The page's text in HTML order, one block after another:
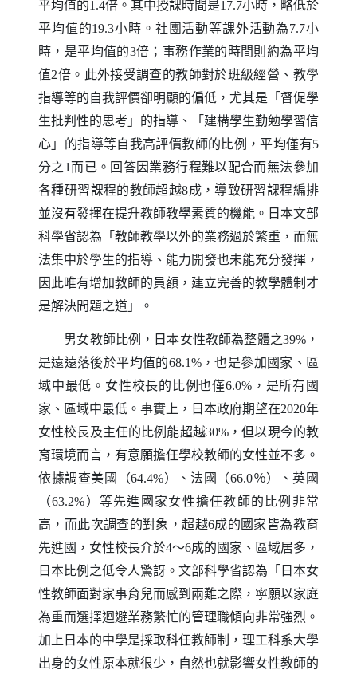
平均值的1.4倍。其中授課時間是17.7小時，略低於
平均值的19.3小時。社團活動等課外活動為7.7小
時，是平均值的3倍；事務作業的時間則約為平均
值2倍。此外接受調查的教師對於班級經營、教學
指導等的自我評價卻明顯的偏低，尤其是「督促學
生批判性的思考」的指導、「建構學生勤勉學習信
心」的指導等自我高評價教師的比例，平均僅有5
分之1而已。回答因業務行程難以配合而無法參加
各種研習課程的教師超越8成，導致研習課程編排
並沒有發揮在提升教師教學素質的機能。日本文部
科學省認為「教師教學以外的業務過於繁重，而無
法集中於學生的指導、能力開發也未能充分發揮，
因此唯有增加教師的員額，建立完善的教學體制才
是解決問題之道」。
男女教師比例，日本女性教師為整體之39%，
是遠遠落後於平均值的68.1%，也是參加國家、區
域中最低。女性校長的比例也僅6.0% ，是所有國
家、區域中最低。事實上，日本政府期望在2020年
女性校長及主任的比例能超越30%，但以現今的教
育環境而言，有意願擔任學校教師的女性並不多。
依據調查美國（64.4%）、法國（66.0％）、英國
（63.2%）等先進國家女性擔任教師的比例非常
高，而此次調查的對象，超越6成的國家皆為教育
先進國，女性校長介於4～6成的國家、區域居多，
日本比例之低令人驚訝。文部科學省認為「日本女
性教師面對家事育兒而感到兩難之際，寧願以家庭
為重而選擇迴避業務繁忙的管理職傾向非常強烈。
加上日本的中學是採取科任教師制，理工科系大學
出身的女性原本就很少，自然也就影響女性教師的